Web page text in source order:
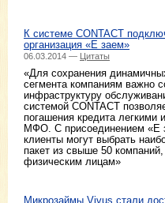
К системе CONTACT
организация «Е заем»
06.03.2014 — Цитаты
«Для сохранения
сегмента компаниям важно
инфраструктуру
системой CONTACT
погашения кредита легкими
МФО. С присоединением «Е
клиенты могут выбрать
пакет из свыше 50
физическим лицам»
Микрозаймы Vivus стали